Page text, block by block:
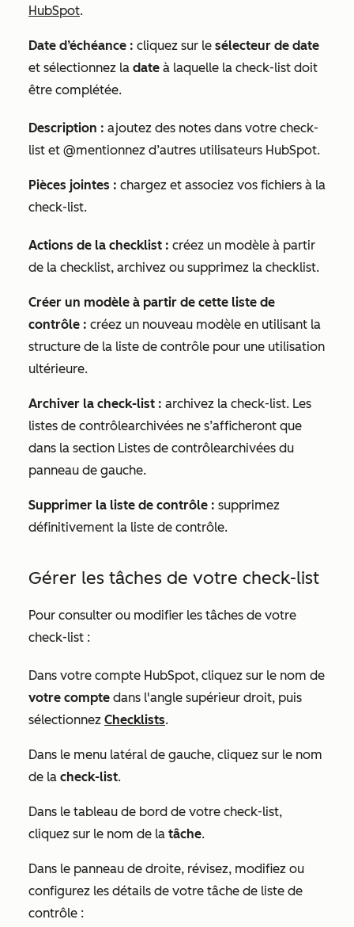
HubSpot.
Date d’échéance : cliquez sur le sélecteur de date
et sélectionnez la date à laquelle la check-list doit
être complétée.
Description : ajoutez des notes dans votre check-
list et @mentionnez d’autres utilisateurs HubSpot.
Pièces jointes : chargez et associez vos fichiers à la
check-list.
Actions de la checklist : créez un modèle à partir
de la checklist, archivez ou supprimez la checklist.
Créer un modèle à partir de cette liste de
contrôle : créez un nouveau modèle en utilisant la
structure de la liste de contrôle pour une utilisation
ultérieure.
Archiver la check-list : archivez la check-list. Les
listes de contrôlearchivées ne s’afficheront que
dans la section Listes de contrôlearchivées du
panneau de gauche.
Supprimer la liste de contrôle : supprimez
définitivement la liste de contrôle.
Gérer les tâches de votre check-list
Pour consulter ou modifier les tâches de votre
check-list :
Dans votre compte HubSpot, cliquez sur le nom de
votre compte dans l'angle supérieur droit, puis
sélectionnez Checklists.
Dans le menu latéral de gauche, cliquez sur le nom
de la check-list.
Dans le tableau de bord de votre check-list,
cliquez sur le nom de la tâche.
Dans le panneau de droite, révisez, modifiez ou
configurez les détails de votre tâche de liste de
contrôle :